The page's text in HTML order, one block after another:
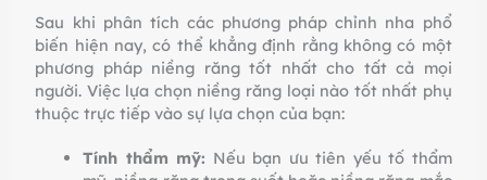
Sau khi phân tích các phương pháp chỉnh nha phổ
biến hiện nay, có thể khẳng định rằng không có một
phương pháp niềng răng tốt nhất cho tất cả mọi
người. Việc lựa chọn niềng răng loại nào tốt nhất phụ
thuộc trực tiếp vào sự lựa chọn của bạn:
Tính thẩm mỹ: Nếu bạn ưu tiên yếu tố thẩm